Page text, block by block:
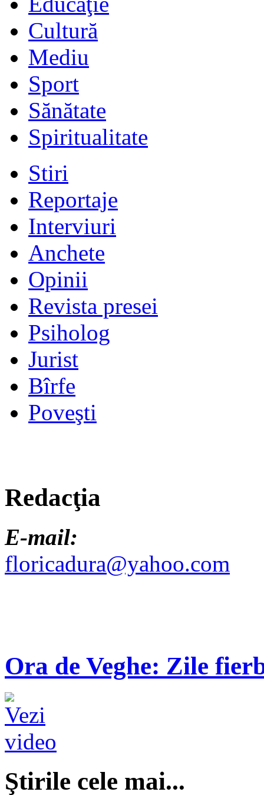
Cultură
Mediu
Sport
Sănătate
Spiritualitate
Stiri
Reportaje
Interviuri
Anchete
Opinii
Revista presei
Psiholog
Jurist
Bîrfe
Poveşti
Redacţia
E-mail:
floricadura@yahoo.com
Ora de Veghe: Zile
Ştirile cele mai...